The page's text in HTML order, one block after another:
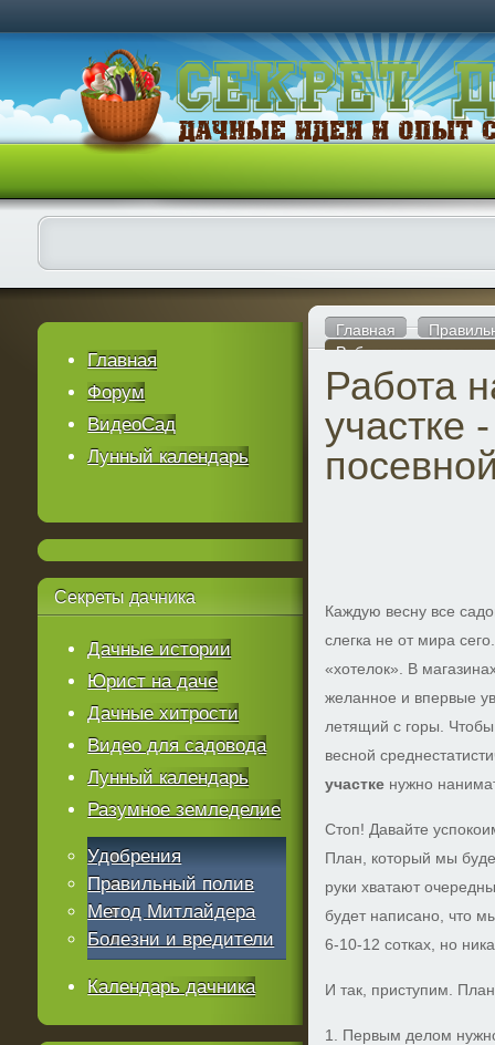
Главная
Работа на садовом
Работа
участке
Каждую весну все
слегка не от мира
«хотелок». В
желанное и впервые
летящий c горы.
весной
участке нужно
Стоп! Давайте
План, который мы
руки хватают
будет написано, что
6-10-12 сотках, но
И так, приступим.
1. Первым делом
Главная
Форум
ВидеоСад
Лунный календарь
Секреты дачника
Дачные истории
Юрист на даче
Дачные хитрости
Видео для садовода
Лунный календарь
Разумное земледелие
Удобрения
Правильный полив
Метод Митлайдера
Болезни и вредители
Календарь дачника